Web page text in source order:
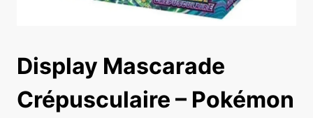
Display Mascarade
Crépusculaire – Pokémon